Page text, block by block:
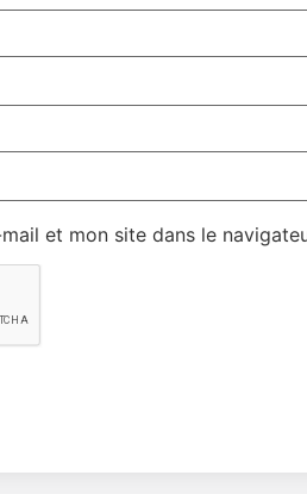
et mon site dans le